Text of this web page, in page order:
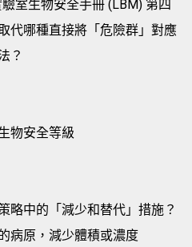
室生物安全手冊 (LBM) 第四
代哪種直接將「危險群」對應
？
物安全等級
略中的「減少和替代」措施？
病原，減少體積或濃度